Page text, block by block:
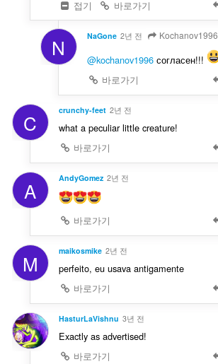
접기
바로가기
N NaGone 2년 전 Kochanov1996
@kochanov1996согласен!!!
바로가기
C crunchy-feet 2년 전
what a peculiar little creature!
바로가기
A AndyGomez 2년 전
바로가기
M maikosmike 2년 전
perfeito, eu usava antigamente
바로가기
HasturLaVishnu 3년 전
Exactly as advertised!
바로가기